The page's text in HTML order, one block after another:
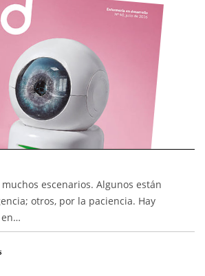
escenarios. Algunos están
otros, por la paciencia. Hay